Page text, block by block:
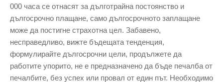
000 часа се отнасят за дълготрайна постоянство и
дългосрочно плащане, само дългосрочното заплащане
може да постигне страхотна цел. Забавено,
несправедливо, вижте бъдещата тенденция,
формулирайте дългосрочни цели, продължете да
работите упорито, не е предназначено да бъде печалба от
печалбите, без успех или провал от един път. Необходимо